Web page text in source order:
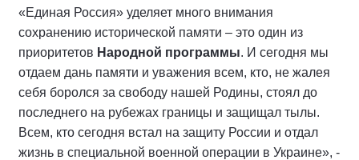
«Единая Россия» уделяет много внимания
сохранению исторической памяти – это один из
приоритетов Народной программы. И сегодня мы
отдаем дань памяти и уважения всем, кто, не жалея
себя боролся за свободу нашей Родины, стоял до
последнего на рубежах границы и защищал тылы.
Всем, кто сегодня встал на защиту России и отдал
жизнь в специальной военной операции в Украине», -